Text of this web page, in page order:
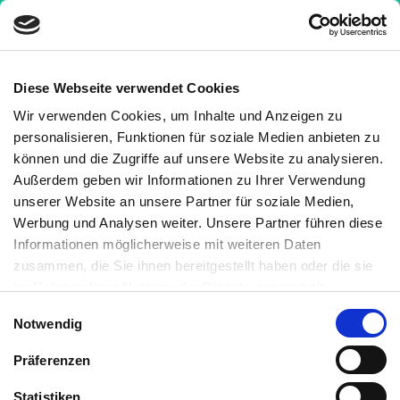
Diese Webseite verwendet Cookies
Wir verwenden Cookies, um Inhalte und Anzeigen zu
personalisieren, Funktionen für soziale Medien anbieten zu
können und die Zugriffe auf unsere Website zu analysieren.
Außerdem geben wir Informationen zu Ihrer Verwendung
unserer Website an unsere Partner für soziale Medien,
Werbung und Analysen weiter. Unsere Partner führen diese
Informationen möglicherweise mit weiteren Daten
zusammen, die Sie ihnen bereitgestellt haben oder die sie
haben. Sie können jederzeit die Cookie-Einstellungen
widerrufen oder ändern:
. Es befindet
sich auch ein Link in der Fußzeile zu den Einstellungen der
Cookies um diese jederzeit widerrufen oder ändern zu
können.
Notwendig
Präferenzen
Statistiken
Krankheiten »Wer ist Hashimoto?
Wer ist Hashimoto?
Medizinisch geprüft
Geschrieben von:
Martin Auerswald, M.Sc.
Inhaltsüberblick